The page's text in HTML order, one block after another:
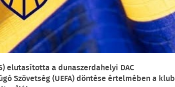
elutasította a dunaszerdahelyi DAC
Szövetség (UEFA) döntése értelmében a klub